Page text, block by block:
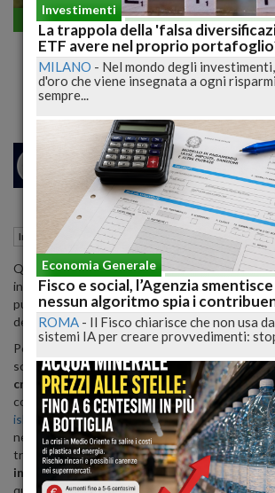
Investimenti
Investire nel sostenibile: cosa
come fare
MILANO
Investimenti Milano (MI) 31 Maggio 2022
Quello dellasostenibilità è un tema più che
influenzando gran parte della nostra vita e,
può non coinvolgere anche gli andamenti delle
degli investitori.
Per questi ultimi non si tratta, nella maggior
scelta di tipo etico, bensì della ricerca di
crescita che permettano di aumentare il
compravendite di titoli. C'è chi ad esempio
ishares global clean energy, titoli legati
nello specifico, all'energia pulita, un mercato in
trasformazione che viene scelto soprattutto
investimenti con rendimenti a lungo termine
questo, le scelte degli investitori possono
Investimenti
La trappola della 'falsa
ETF avere nel proprio
MILANO - Nel mondo degli
d'oro che viene insegnata a ogni
sempre...
Economia Generale
Fisco e social, l’Agenzia
nessun algoritmo spia i
ROMA - Il Fisco chiarisce che non usa
sistemi IA per creare provvedimenti: stop